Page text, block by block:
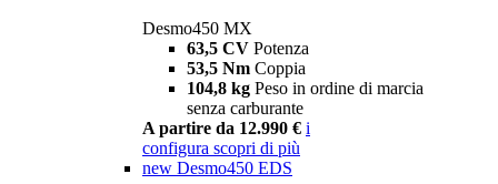
Desmo450 MX
63,5 CV Potenza
53,5 Nm Coppia
104,8 kg Peso in ordine di marcia
senza carburante
A partire da 12.990 € i
configura scopri di più
new Desmo450 EDS